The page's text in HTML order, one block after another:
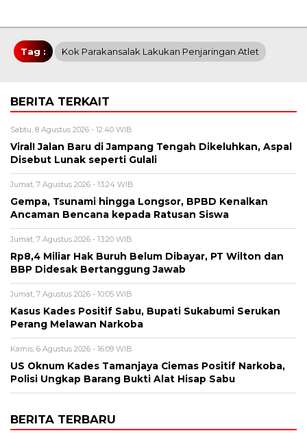
Tag : Kok Parakansalak Lakukan Penjaringan Atlet
BERITA TERKAIT
Sabtu, 8 Agustus 2026 - 12:40 WIB
Viral! Jalan Baru di Jampang Tengah Dikeluhkan, Aspal
Disebut Lunak seperti Gulali
Jumat, 7 Agustus 2026 - 13:24 WIB
Gempa, Tsunami hingga Longsor, BPBD Kenalkan
Ancaman Bencana kepada Ratusan Siswa
Jumat, 7 Agustus 2026 - 13:20 WIB
Rp8,4 Miliar Hak Buruh Belum Dibayar, PT Wilton dan
BBP Didesak Bertanggung Jawab
Jumat, 7 Agustus 2026 - 10:05 WIB
Kasus Kades Positif Sabu, Bupati Sukabumi Serukan
Perang Melawan Narkoba
Kamis, 6 Agustus 2026 - 16:09 WIB
US Oknum Kades Tamanjaya Ciemas Positif Narkoba,
Polisi Ungkap Barang Bukti Alat Hisap Sabu
BERITA TERBARU